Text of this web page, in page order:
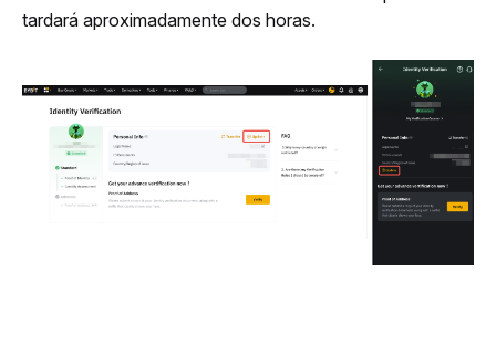
tardará aproximadamente dos horas.